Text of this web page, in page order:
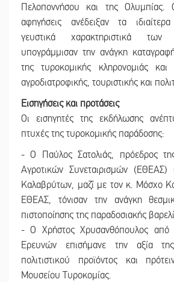
Πελοποννήσου και της Ολυμπίας.
αφηγήσεις ανέδειξαν τα
γευστικά χαρακτηριστικά
υπογράμμισαν την ανάγκη
της τυροκομικής κληρονομιάς
αγροδιατροφικής, τουριστικής και
Εισηγήσεις και προτάσεις
Οι εισηγητές της εκδήλωσης
πτυχές της τυροκομικής παράδοσης:
- Ο Παύλος Σατολιάς, πρόεδρος
Αγροτικών Συνεταιρισμών (ΕΘΕΑΣ)
Καλαβρύτων, μαζί με τον κ. Μόσχο
ΕΘΕΑΣ, τόνισαν την ανάγκη
πιστοποίησης της παραδοσιακής
- Ο Χρήστος Χρυσανθόπουλος από
Ερευνών επισήμανε την αξία
πολιτιστικού προϊόντος και
Μουσείου Τυροκομίας.